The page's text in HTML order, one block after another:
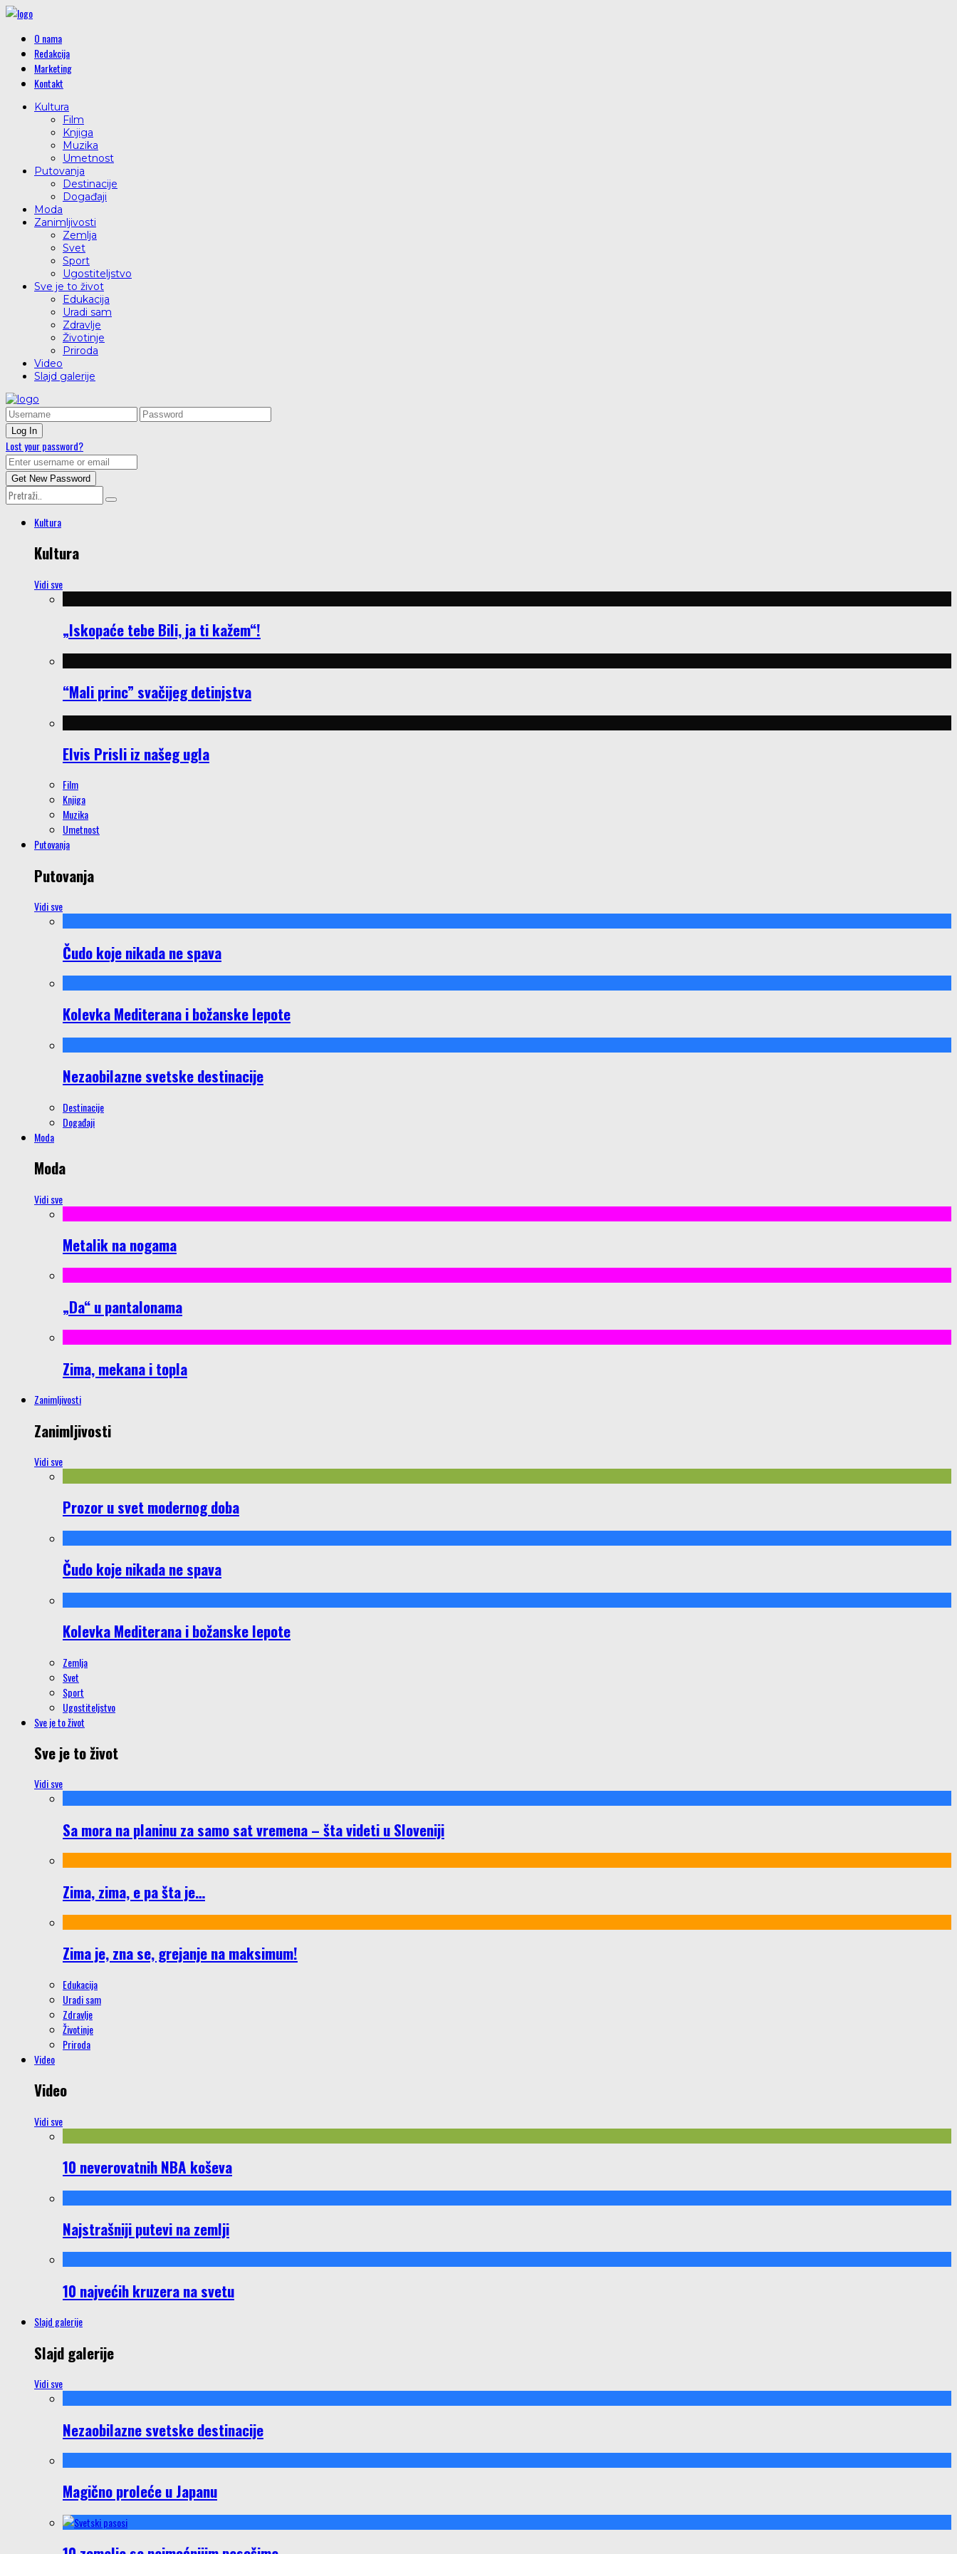
O nama
Redakcija
Marketing
Kontakt
Kultura
Film
Knjiga
Muzika
Umetnost
Putovanja
Destinacije
Događaji
Moda
Zanimljivosti
Zemlja
Svet
Sport
Ugostiteljstvo
Sve je to život
Edukacija
Uradi sam
Zdravlje
Životinje
Priroda
Video
Slajd galerije
Lost your password?
Kultura
Kultura
Vidi sve
„Iskopaće tebe Bili, ja ti kažem“!
“Mali princ” svačijeg detinjstva
Elvis Prisli iz našeg ugla
Film
Knjiga
Muzika
Umetnost
Putovanja
Putovanja
Vidi sve
Čudo koje nikada ne spava
Kolevka Mediterana i božanske lepote
Nezaobilazne svetske destinacije
Destinacije
Događaji
Moda
Moda
Vidi sve
Metalik na nogama
„Da“ u pantalonama
Zima, mekana i topla
Zanimljivosti
Zanimljivosti
Vidi sve
Prozor u svet modernog doba
Čudo koje nikada ne spava
Kolevka Mediterana i božanske lepote
Zemlja
Svet
Sport
Ugostiteljstvo
Sve je to život
Sve je to život
Vidi sve
Sa mora na planinu za samo sat vremena – šta videti u Sloveniji
Zima, zima, e pa šta je…
Zima je, zna se, grejanje na maksimum!
Edukacija
Uradi sam
Zdravlje
Životinje
Priroda
Video
Video
Vidi sve
10 neverovatnih NBA koševa
Najstrašniji putevi na zemlji
10 najvećih kruzera na svetu
Slajd galerije
Slajd galerije
Vidi sve
Nezaobilazne svetske destinacije
Magično proleće u Japanu